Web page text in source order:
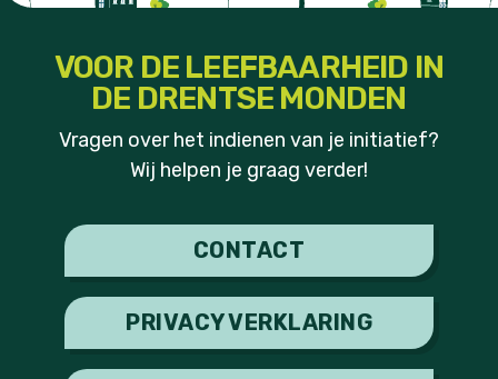
VOOR DE LEEFBAARHEID IN
DE DRENTSE MONDEN
Vragen over het indienen van je initiatief?
Wij helpen je graag verder!
CONTACT
PRIVACY VERKLARING